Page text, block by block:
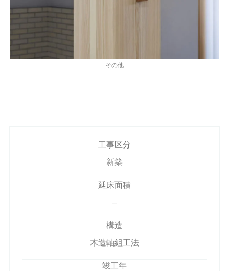
その他
工事区分
新築
延床面積
–
構造
木造軸組工法
竣工年